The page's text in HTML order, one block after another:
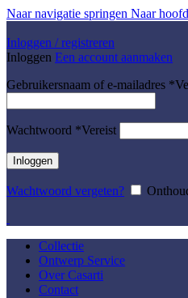
Naar navigatie springen Naar
Inloggen / registreren
Inloggen Een account aanmaken
Gebruikersnaam of e-mailadres *
Wachtwoord *Vereist
Inloggen
Wachtwoord vergeten?
Collectie
Ontwerp Service
Over Casarti
Contact